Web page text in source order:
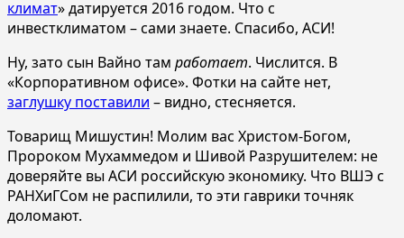
климат» датируется 2016 годом. Что с
инвестклиматом – сами знаете. Спасибо, АСИ!
Ну, зато сын Вайно там работает. Числится. В
«Корпоративном офисе». Фотки на сайте нет,
заглушку поставили – видно, стесняется.
Товарищ Мишустин! Молим вас Христом-Богом,
Пророком Мухаммедом и Шивой Разрушителем: не
доверяйте вы АСИ российскую экономику. Что ВШЭ с
РАНХиГСом не распилили, то эти гаврики точняк
доломают.